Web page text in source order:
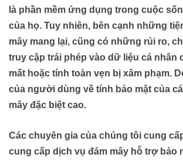
là phần mềm ứng dụng trong cuộc
của họ. Tuy nhiên, bên cạnh những
mây mang lại, cũng có những rủi ro,
truy cập trái phép vào dữ liệu cá nhân
mất hoặc tính toàn vẹn bị xâm phạm.
của người dùng về tính bảo mật của
mây đặc biệt cao.
Các chuyên gia của chúng tôi cung
cung cấp dịch vụ đám mây hỗ trợ bảo